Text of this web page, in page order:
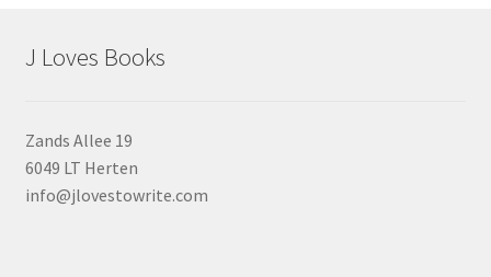
J Loves Books
Zands Allee 19
6049 LT Herten
info@jlovestowrite.com